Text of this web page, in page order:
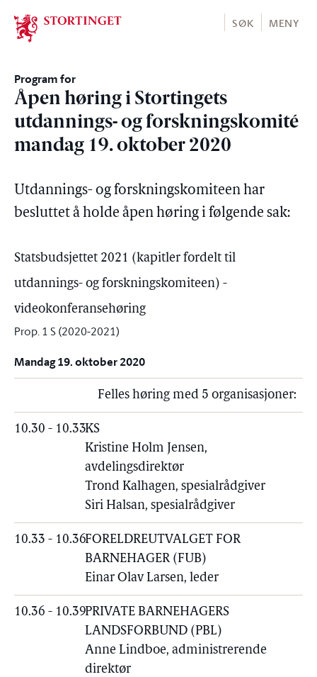
Stortinget.no
SØK MENY
Program for
Åpen høring i Stortingets
utdannings- og forskningskomité
mandag 19. oktober 2020
Utdannings- og forskningskomiteen har
besluttet å holde åpen høring i følgende sak:
Statsbudsjettet 2021 (kapitler fordelt til
utdannings- og forskningskomiteen) -
videokonferansehøring
Prop. 1 S (2020-2021)
Mandag 19. oktober 2020
Felles høring med 5 organisasjoner:
10.30 - 10.33KS
Kristine Holm Jensen,
avdelingsdirektør
Trond Kalhagen, spesialrådgiver
Siri Halsan, spesialrådgiver
10.33 - 10.36FORELDREUTVALGET FOR
BARNEHAGER (FUB)
Einar Olav Larsen, leder
10.36 - 10.39PRIVATE BARNEHAGERS
LANDSFORBUND (PBL)
Anne Lindboe, administrerende
direktør